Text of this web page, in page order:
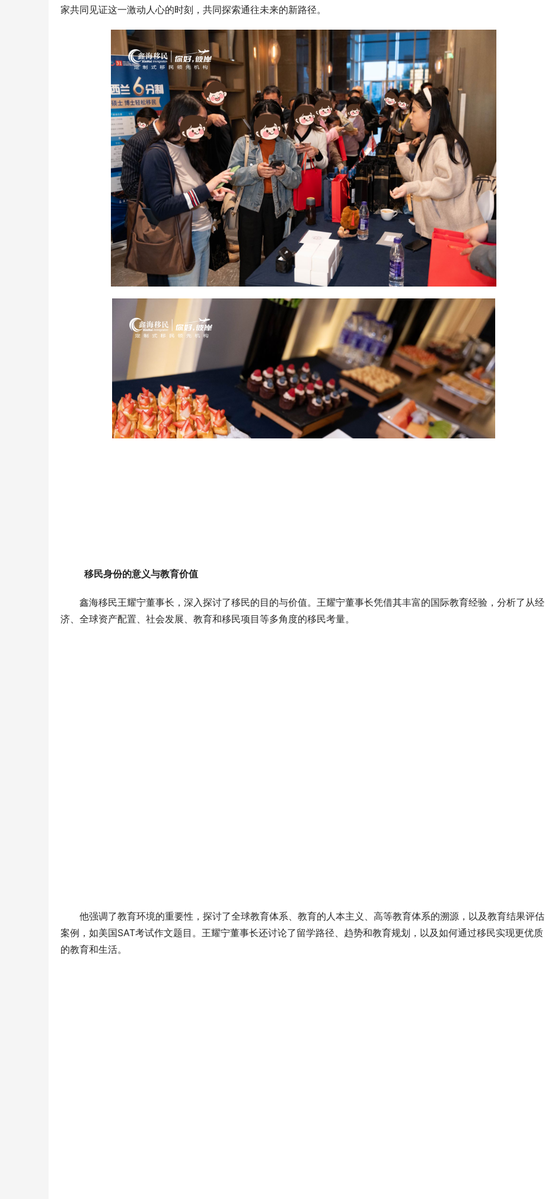
家共同见证这一激动人心的时刻，共同探索通往未来的新路径。
移民身份的意义与教育价值
鑫海移民王耀宁董事长，深入探讨了移民的目的与价值。王耀宁董事长凭借其丰富的国际教育经验，分析了从经
济、全球资产配置、社会发展、教育和移民项目等多角度的移民考量。
他强调了教育环境的重要性，探讨了全球教育体系、教育的人本主义、高等教育体系的溯源，以及教育结果评估
案例，如美国SAT考试作文题目。王耀宁董事长还讨论了留学路径、趋势和教育规划，以及如何通过移民实现更优质
的教育和生活。